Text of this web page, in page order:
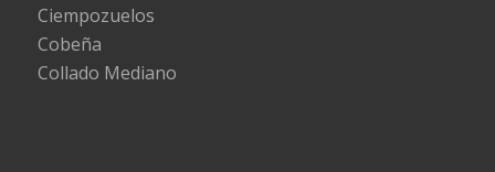
Ciempozuelos
Cobeña
Collado Mediano